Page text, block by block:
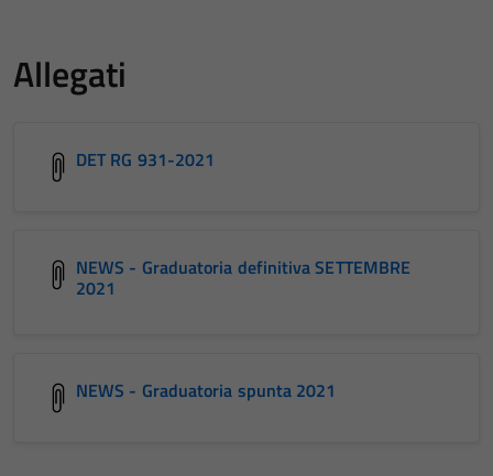
Allegati
DET RG 931-2021
NEWS - Graduatoria definitiva SETTEMBRE
2021
NEWS - Graduatoria spunta 2021